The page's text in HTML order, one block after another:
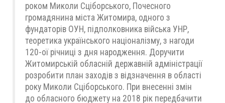
роком Миколи Сціборського, Почесного
громадянина міста Житомира, одного з
фундаторів ОУН, підполковника війська УНР,
теоретика українського націоналізму, з нагоди
120-ої річниці з дня народження. Доручити
Житомирській обласній державній адміністрації
розробити план заходів з відзначення в області
року Миколи Сціборського. При внесенні змін
до обласного бюджету на 2018 рік передбачити